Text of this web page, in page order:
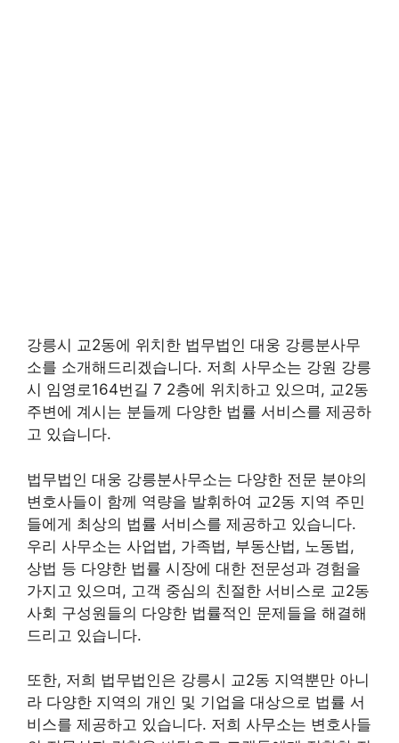
강릉시 교2동에 위치한 법무법인 대웅 강릉분사무
소를 소개해드리겠습니다. 저희 사무소는 강원 강릉
시 임영로164번길 7 2층에 위치하고 있으며, 교2동
주변에 계시는 분들께 다양한 법률 서비스를 제공하
고 있습니다.
법무법인 대웅 강릉분사무소는 다양한 전문 분야의
변호사들이 함께 역량을 발휘하여 교2동 지역 주민
들에게 최상의 법률 서비스를 제공하고 있습니다.
우리 사무소는 사업법, 가족법, 부동산법, 노동법,
상법 등 다양한 법률 시장에 대한 전문성과 경험을
가지고 있으며, 고객 중심의 친절한 서비스로 교2동
사회 구성원들의 다양한 법률적인 문제들을 해결해
드리고 있습니다.
또한, 저희 법무법인은 강릉시 교2동 지역뿐만 아니
라 다양한 지역의 개인 및 기업을 대상으로 법률 서
비스를 제공하고 있습니다. 저희 사무소는 변호사들